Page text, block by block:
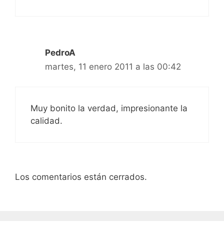
PedroA
martes, 11 enero 2011 a las 00:42
Muy bonito la verdad, impresionante la
calidad.
Los comentarios están cerrados.